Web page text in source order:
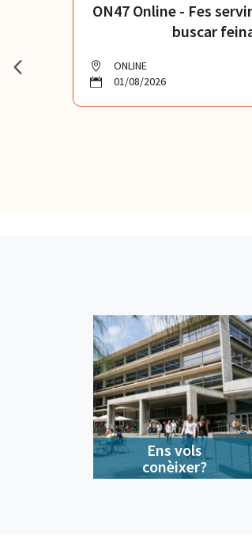
ON47 Online - Fes
buscar
ONLINE
01/08/2026
Ens vols
conèixer?